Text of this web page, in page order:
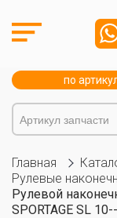
по
Главная
Рулевые
Рулевой
SPORTAGE SL